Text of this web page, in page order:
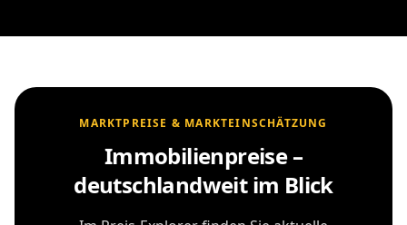
MARKTPREISE & MARKTEINSCHÄTZUNG
Immobilienpreise –
deutschlandweit im Blick